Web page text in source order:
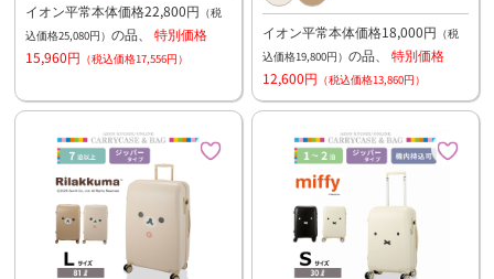
イオン平常本体価格22,800円 （税
込価格25,080円） の品、 特別価格
15,960円 （税込価格17,556円）
イオン平常本体価格18,000円 （税
込価格19,800円） の品、 特別価格
12,600円 （税込価格13,860円）